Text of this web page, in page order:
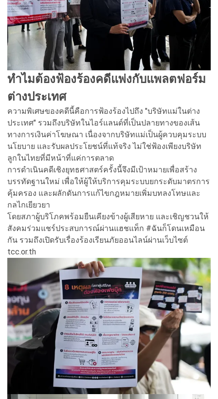
ทำไมต้องฟ้องร้องคดีแพ่งกับแพลตฟอร์ม
ต่างประเทศ
ความพิเศษของคดีนี้คือการฟ้องร้องไปถึง "บริษัทแม่ในต่าง
ประเทศ" รวมถึงบริษัทในไอร์แลนด์ที่เป็นปลายทางของเส้น
ทางการเงินค่าโฆษณา เนื่องจากบริษัทแม่เป็นผู้ควบคุมระบบ
นโยบาย และรับผลประโยชน์ที่แท้จริง ไม่ใช่ฟ้องเพียงบริษัท
ลูกในไทยที่มีหน้าที่แค่การตลาด
การดำเนินคดีเชิงยุทธศาสตร์ครั้งนี้จึงมีเป้าหมายเพื่อสร้าง
บรรทัดฐานใหม่ เพื่อให้ผู้ให้บริการคุมระบบยกระดับมาตรการ
คุ้มครอง และผลักดันการแก้ไขกฎหมายเพิ่มบทลงโทษและ
กลไกเยียวยา
โดยสภาผู้บริโภคพร้อมยืนเคียงข้างผู้เสียหาย และเชิญชวนให้
สังคมร่วมแชร์ประสบการณ์ผ่านแฮชแท็ก #ฉันก็โดนเหมือน
กัน รวมถึงเปิดรับเรื่องร้องเรียนภัยออนไลน์ผ่านเว็บไซต์
tcc.or.th